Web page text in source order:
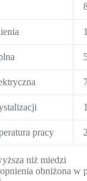
pracy
niż miedzi
obniżona w